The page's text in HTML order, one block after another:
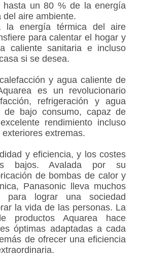
hasta un 80 % de la energía
aire ambiente.
la energía térmica del aire
para calentar el hogar y
caliente sanitaria e incluso
si se desea.
y agua caliente de
es un revolucionario
refrigeración y agua
de bajo consumo, capaz de
rendimiento incluso
extremas.
y eficiencia, y los costes
bajos. Avalada por su
de bombas de calor y
Panasonic lleva muchos
para lograr una sociedad
la vida de las personas. La
productos Aquarea hace
óptimas adaptadas a cada
de ofrecer una eficiencia